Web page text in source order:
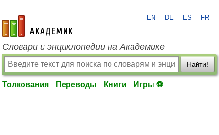
academic.ru
EN DE ES FR
Словари и энциклопедии на Академике
Найти!
Толкования Переводы Книги Игры ⚽